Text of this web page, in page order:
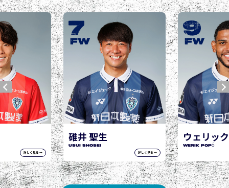
詳しく見る →
ウェリック ポポ
WERIK POPÓ
詳しく見る →
9
FW
城後 寿
JOGO Hisashi
10
FW